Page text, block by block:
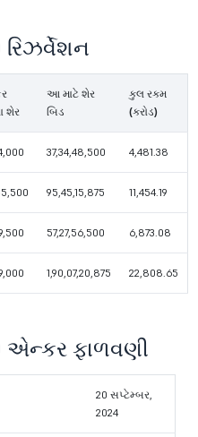
શેર
આ માટે શેર
બિડ
કુલ રકમ
(કરોડ)
37,34,48,500 4,481.38
95,45,15,875 11,454.19
57,27,56,500 6,873.08
1,90,07,20,875 22,808.65
એન્કર ફાળવણી
20 સપ્ટેમ્બર,
2024